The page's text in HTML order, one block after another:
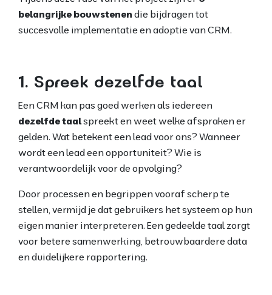
belangrijke bouwstenen die bijdragen tot
succesvolle implementatie en adoptie van CRM.
1. Spreek dezelfde taal
Een CRM kan pas goed werken als iedereen
dezelfde taalspreekt en weet welke afspraken er
gelden. Wat betekent een lead voor ons? Wanneer
wordt een lead een opportuniteit? Wie is
verantwoordelijk voor de opvolging?
Door processen en begrippen vooraf scherp te
stellen, vermijd je dat gebruikers het systeem op hun
eigen manier interpreteren. Een gedeelde taal zorgt
voor betere samenwerking, betrouwbaardere data
en duidelijkere rapportering.